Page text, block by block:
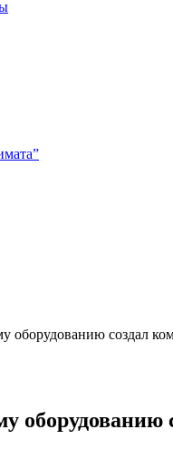
оборудованию создал